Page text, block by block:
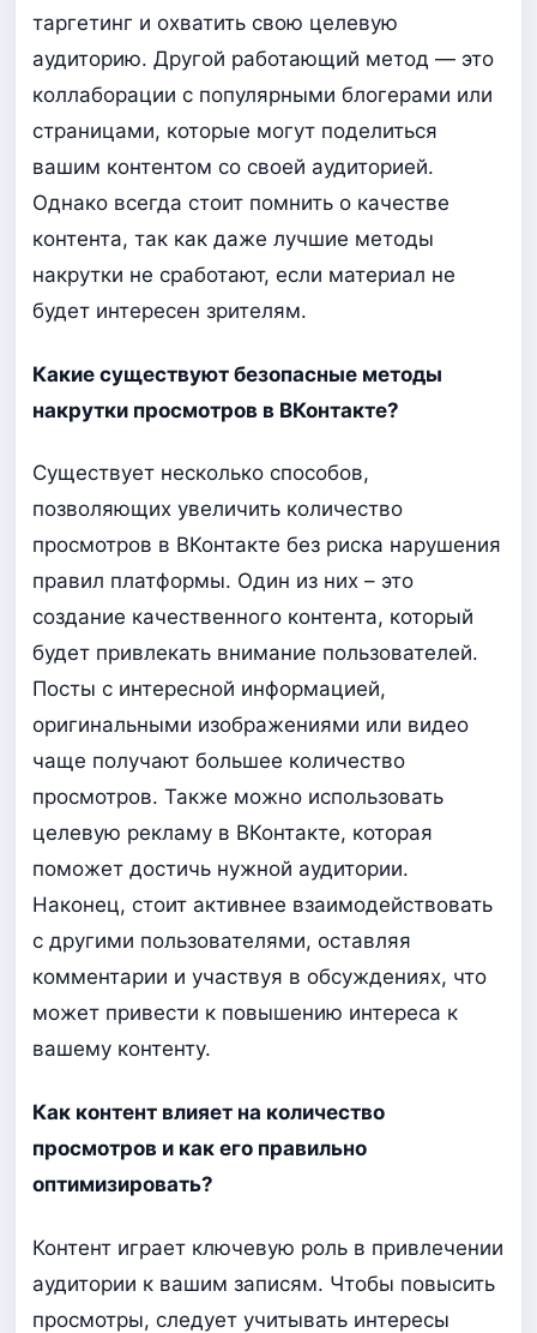
таргетинг и охватить свою целевую
аудиторию. Другой работающий метод — это
коллаборации с популярными блогерами или
страницами, которые могут поделиться
вашим контентом со своей аудиторией.
Однако всегда стоит помнить о качестве
контента, так как даже лучшие методы
накрутки не сработают, если материал не
будет интересен зрителям.
Какие существуют безопасные методы
накрутки просмотров в ВКонтакте?
Существует несколько способов,
позволяющих увеличить количество
просмотров в ВКонтакте без риска нарушения
правил платформы. Один из них – это
создание качественного контента, который
будет привлекать внимание пользователей.
Посты с интересной информацией,
оригинальными изображениями или видео
чаще получают большее количество
просмотров. Также можно использовать
целевую рекламу в ВКонтакте, которая
поможет достичь нужной аудитории.
Наконец, стоит активнее взаимодействовать
с другими пользователями, оставляя
комментарии и участвуя в обсуждениях, что
может привести к повышению интереса к
вашему контенту.
Как контент влияет на количество
просмотров и как его правильно
оптимизировать?
Контент играет ключевую роль в привлечении
аудитории к вашим записям. Чтобы повысить
просмотры, следует учитывать интересы